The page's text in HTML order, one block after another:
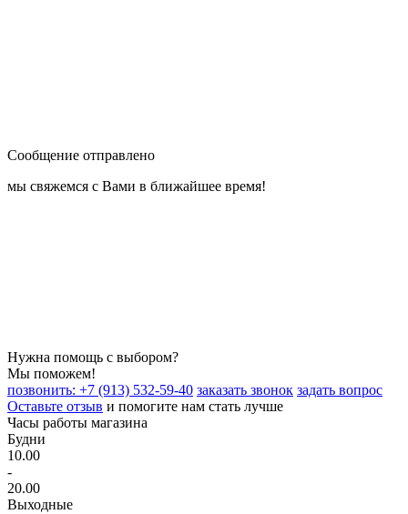
Сообщение отправлено
мы свяжемся с Вами в ближайшее время!
Нужна помощь с выбором?
Мы поможем!
позвонить: +7 (913) 532-59-40 заказать звонок задать вопрос
Оставьте отзыв и помогите нам стать лучше
Часы работы магазина
Будни
10.00
-
20.00
Выходные